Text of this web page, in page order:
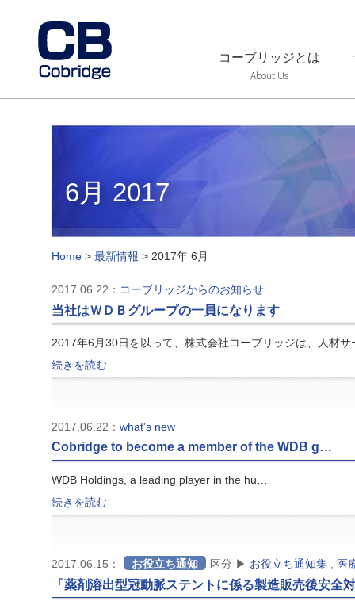
コーブリッジとは
About Us
6月 2017
Home > 最新情報 > 2017年 6月
2017.06.22： コーブリッジからのお知らせ
当社はＷＤＢグループの一員になります
2017年6月30日を以って、株式会社コーブリッジは、人材
続きを読む
2017.06.22： what's new
Cobridge to become a member of the WDB g…
WDB Holdings, a leading player in the hu…
続きを読む
2017.06.15： お役立ち通知 区分 ▶ お役立ち通知集 医
「薬剤溶出型冠動脈ステントに係る製造販売後安全